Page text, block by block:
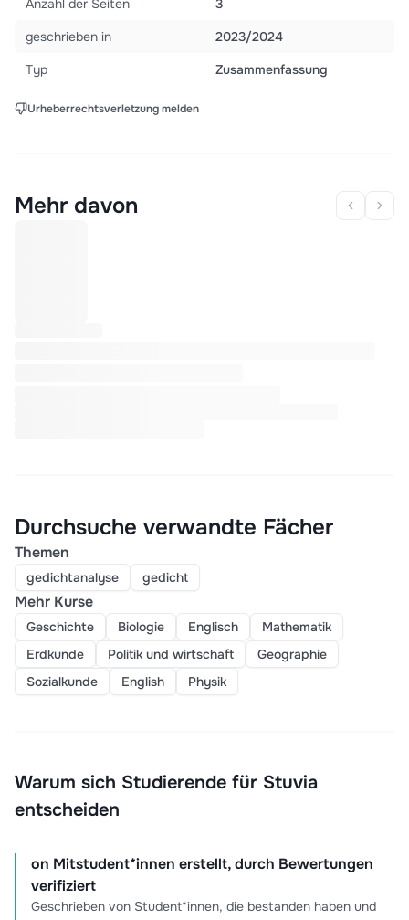
Anzahl der Seiten
3
geschrieben in
2023/2024
Typ
Zusammenfassung
Urheberrechtsverletzung melden
Mehr davon
Durchsuche verwandte Fächer
Themen
gedichtanalyse gedicht
Mehr Kurse
Geschichte Biologie Englisch
Mathematik
Erdkunde
Politik und wirtschaft
Geographie
Sozialkunde
English Physik
Warum sich Studierende für Stuvia
entscheiden
on Mitstudent*innen erstellt, durch Bewertungen
verifiziert
Geschrieben von Student*innen, die bestanden haben und